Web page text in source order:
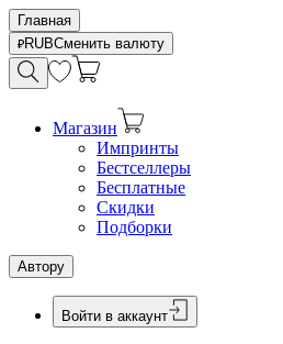
Главная
RUBСменить валюту
Магазин
Импринты
Бестселлеры
Бесплатные
Скидки
Подборки
Автору
Войти в аккаунт